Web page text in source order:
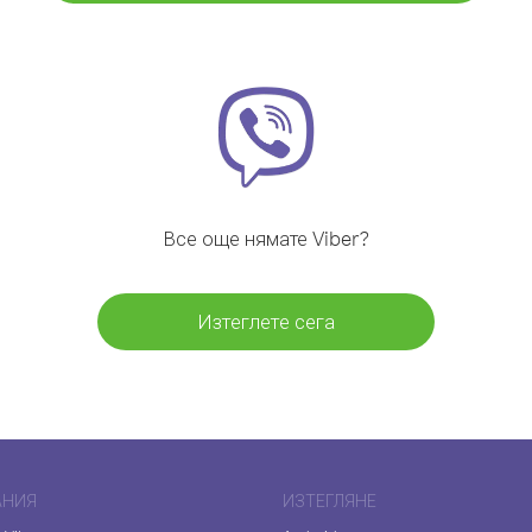
Все още нямате Viber?
Изтеглете сега
ИЗТЕГЛЯНЕ